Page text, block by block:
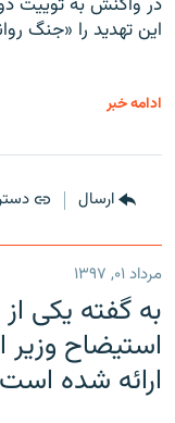
این تهدید را «جنگ
ادامه خبر
ارسال
مرداد ۰۱, ۱۳۹۷
به گفته یکی
استیضاح
ارائه شده است